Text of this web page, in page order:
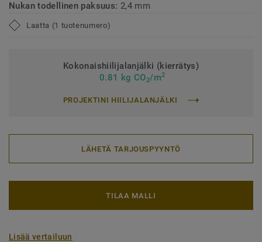
Nukan todellinen paksuus: 2,4 mm
Laatta (1 tuotenumero)
Kokonaishiilijalanjälki (kierrätys)
0.81 kg CO2/m2
PROJEKTINI HIILIJALANJÄLKI
LÄHETÄ TARJOUSPYYNTÖ
TILAA MALLI
Lisää vertailuun